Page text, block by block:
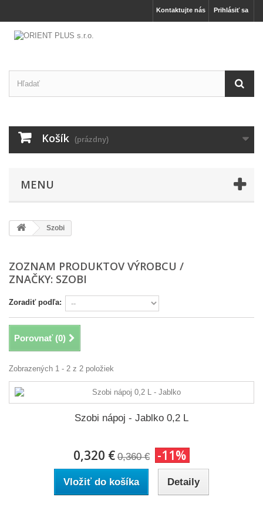
Prihlásiť sa
Kontaktujte nás
Košík (prázdny)
MENU
Szobi
ZOZNAM PRODUKTOV VÝROBCU /
ZNAČKY: SZOBI
Zoradiť podľa:
Porovnať (0)
Zobrazených 1 - 2 z 2 položiek
Szobi nápoj - Jablko 0,2 L
0,320 € 0,360 € -11%
Vložiť do košíka Detaily